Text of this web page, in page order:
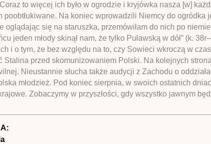
to więcej ich było w ogrodzie i kryjówka nasza [w]
poobtłukiwane. Na koniec wprowadzili Niemcy do
oglądając się na staruszka, przemówiłam do nich po
jeden młody skinął nam, że tylko Puławską w dół” (k.
i o tym, że bez względu na to, czy Sowieci wkroczą w
Stalina przed skomunizowaniem Polski. Na kolejnych
Nieustannie słucha także audycji z Zachodu o
młodzież. Pod koniec sierpnia, w swoich ostatnich
Zobaczymy w przyszłości, gdy wszystko jawnym